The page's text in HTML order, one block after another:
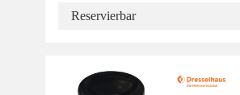
Reservierbar